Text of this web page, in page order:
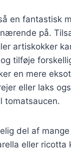
en fantastisk
på.
artiskokker
tilføje
en mere
eller laks
tomatsaucen.
del af
eller ricotta